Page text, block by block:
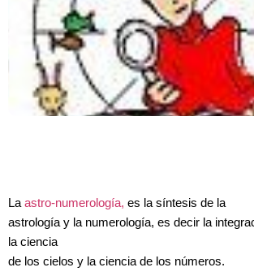
La astro-numerología, es la síntesis de la
astrología y la numerología, es decir la
la ciencia
de los cielos y la ciencia de los números.